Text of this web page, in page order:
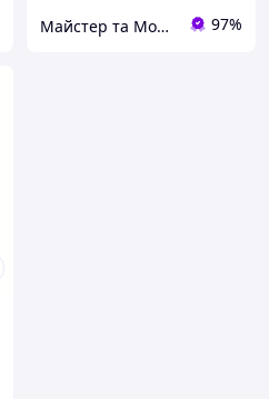
Майстер та Модниця 97%